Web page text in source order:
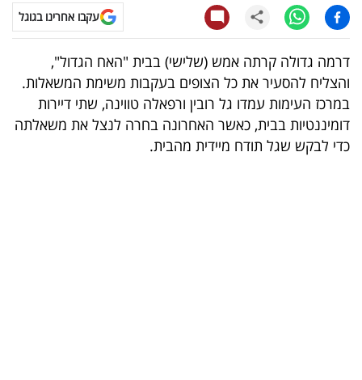
טלוויזיה
עסקי
ספורט
קריירה
עקבו אחרינו בגוגל
דרמה גדולה קרתה אמש (שלישי) בבית "האח הגדול",
והצליח להסעיר את כל הצופים בעקבות משימת המשאלות.
במרכז העימות עמדו גל רובין ורפאלה טווינה, שתי דיירות
דומיננטיות בבית, כאשר האחרונה בחרה לנצל את משאלתה
כדי לבקש שגל תודח מיידית מהבית.